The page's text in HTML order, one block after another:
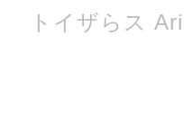
トイザらス